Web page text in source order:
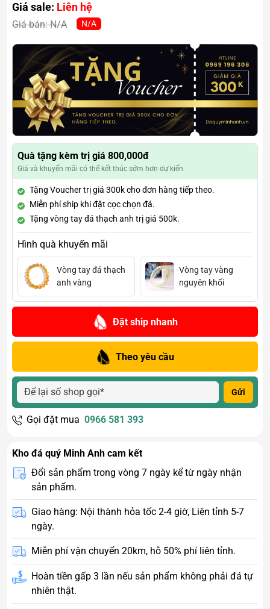
Giá sale: Liên hệ
Giá bán:N/A N/A
Quà tặng kèm trị giá 800,000đ
Giá và khuyến mãi có thể kết thúc sớm hơn dự kiến
Tặng Voucher trị giá 300k cho đơn hàng tiếp theo.
Miễn phí ship khi đặt cọc chọn đá.
Tặng vòng tay đá thạch anh trị giá 500k.
Hình quà khuyến mãi
Vòng tay đá thạch
anh vàng
Vòng tay vàng
nguyên khối
Đặt ship nhanh
Theo yêu cầu
Gửi
Gọi đặt mua 0966 581 393
Kho đá quý Minh Anh cam kết
Đổi sản phẩm trong vòng 7 ngày kể từ ngày nhận
sản phẩm.
Giao hàng: Nội thành hỏa tốc 2-4 giờ, Liên tỉnh 5-7
ngày.
Miễn phí vận chuyển 20km, hỗ 50% phí liên tỉnh.
Hoàn tiền gấp 3 lần nếu sản phẩm không phải đá tự
nhiên thật.